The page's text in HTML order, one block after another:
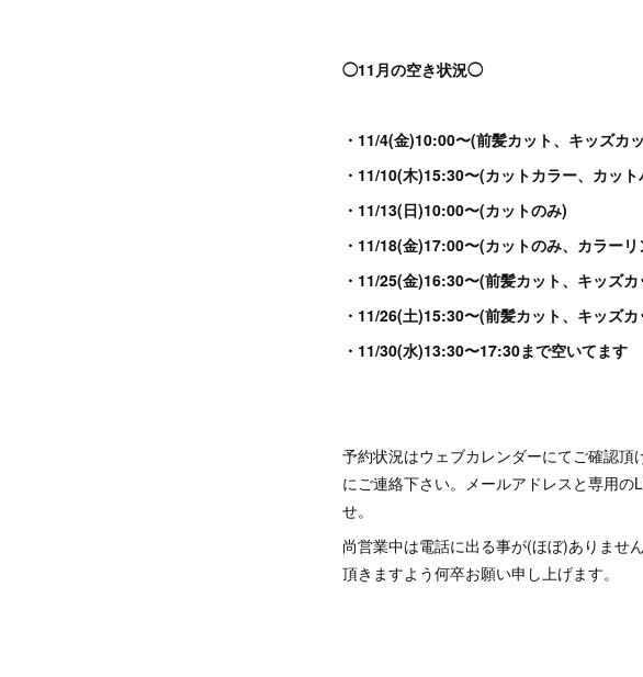
◯11月の空き状況◯
・11/4(金)10:00〜(前髪カット、キッズカ
・11/10(木)15:30〜(カットカラー、カッ
・11/13(日)10:00〜(カットのみ)
・11/18(金)17:00〜(カットのみ、カラー
・11/25(金)16:30〜(前髪カット、キッズ
・11/26(土)15:30〜(前髪カット、キッズ
・11/30(水)13:30〜17:30まで空いてます
予約状況はウェブカレンダーにてご確認
にご連絡下さい。メールアドレスと専用
せ。
尚営業中は電話に出る事が(ほぼ)ありませ
頂きますよう何卒お願い申し上げます。